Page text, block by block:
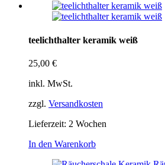
teelichthalter keramik weiß
25,00 €
inkl. MwSt.
zzgl. Versandkosten
Lieferzeit: 2 Wochen
In den Warenkorb